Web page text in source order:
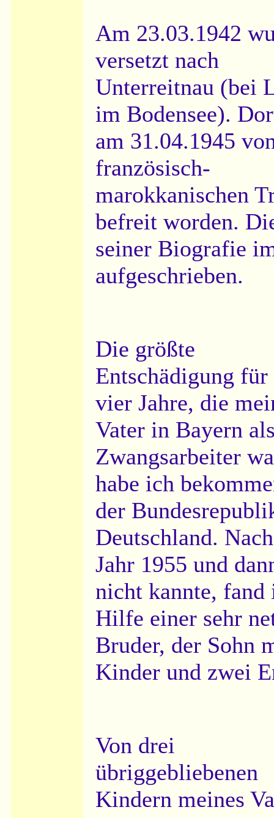
Am 23.03.1942
versetzt nach
Unterreitnau (bei
im Bodensee).
am 31.04.1945
französisch-
marokkanischen
befreit worden.
seiner Biografie
aufgeschrieben.
Die größte
Entschädigung für
vier Jahre, die
Vater in Bayern
Zwangsarbeiter
habe ich
der
Deutschland.
Jahr 1955 und
nicht kannte, fand
Hilfe einer sehr
Bruder, der Sohn
Kinder und zwei
Von drei
übriggebliebenen
Kindern meines